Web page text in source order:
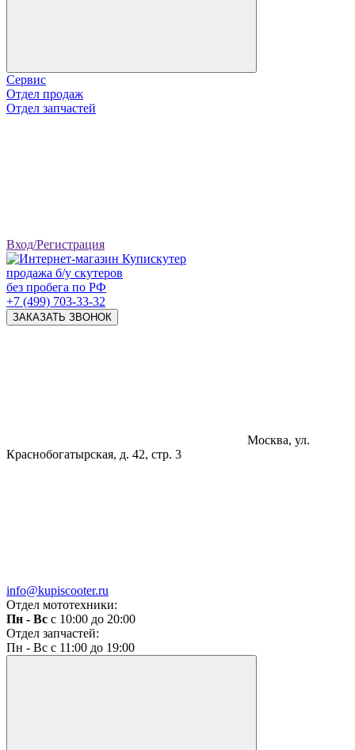
Сервис
Отдел продаж
Отдел запчастей
Вход/Регистрация
продажа б/у скутеров
без пробега по РФ
+7 (499) 703-33-32
ЗАКАЗАТЬ ЗВОНОК
Москва, ул.
Краснобогатырская, д. 42, стр. 3
info@kupiscooter.ru
Отдел мототехники:
Пн - Вс с 10:00 до 20:00
Отдел запчастей:
Пн - Вс с 11:00 до 19:00